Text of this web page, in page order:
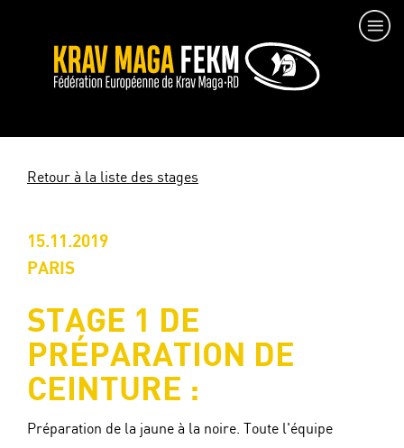
Retour à la liste des stages
15.11.2019
PARIS
STAGE 1 DE
PRÉPARATION DE
CEINTURE :
Préparation de la jaune à la noire. Toute l'équipe